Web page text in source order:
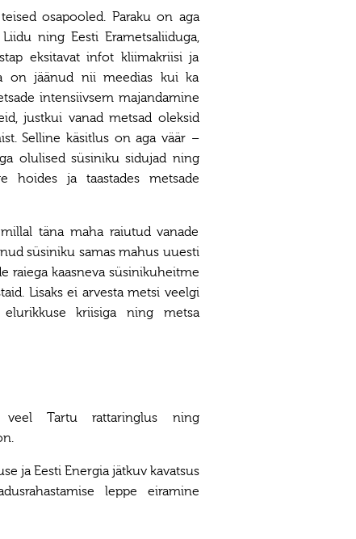
osapooled. Paraku on aga
ning Eesti Erametsaliiduga,
eksitavat infot kliimakriisi ja
on jäänud nii meedias kui ka
intensiivsem majandamine
justkui vanad metsad oleksid
Selline käsitlus on aga väär –
olulised süsiniku sidujad ning
hoides ja taastades metsade
täna maha raiutud vanade
süsiniku samas mahus uuesti
raiega kaasneva süsinikuheitme
Lisaks ei arvesta metsi veelgi
elurikkuse kriisiga ning metsa
veel Tartu rattaringlus ning
ja Eesti Energia jätkuv kavatsus
leppe eiramine